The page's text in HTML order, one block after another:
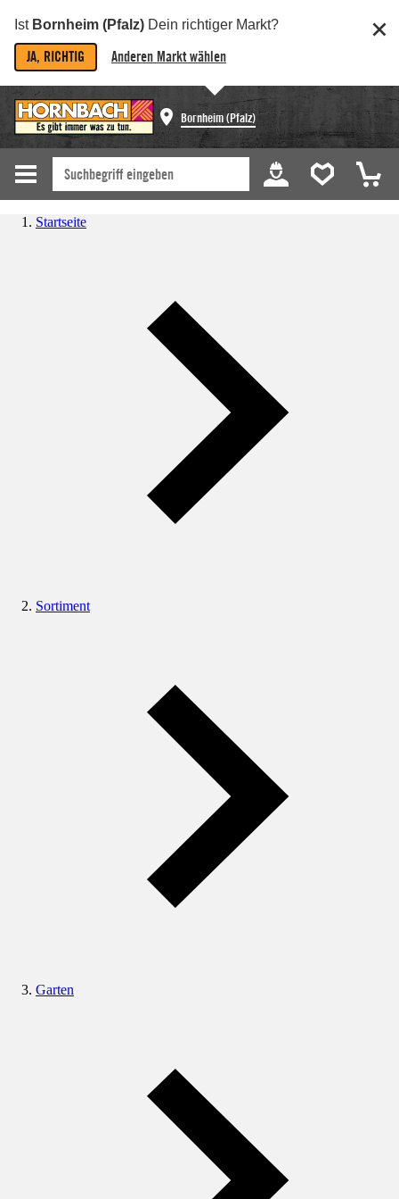
Ist Bornheim (Pfalz) Dein richtiger Markt?
JA, RICHTIG Anderen Markt wählen
Bornheim (Pfalz)
Startseite
Sortiment
Garten